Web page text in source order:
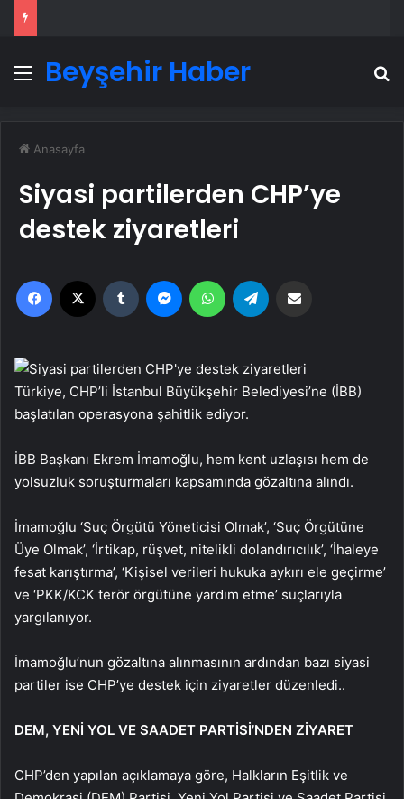
Menü
Beyşehir Haber
Anasayfa
Siyasi partilerden CHP’ye
destek ziyaretleri
Facebook Tumblr MessengerWhatsApp
Türkiye, CHP’li İstanbul Büyükşehir Belediyesi’ne (İBB)
başlatılan operasyona şahitlik ediyor.
İBB Başkanı Ekrem İmamoğlu, hem kent uzlaşısı hem de
yolsuzluk soruşturmaları kapsamında gözaltına alındı.
İmamoğlu ‘Suç Örgütü Yöneticisi Olmak’, ‘Suç Örgütüne
Üye Olmak’, ‘İrtikap, rüşvet, nitelikli dolandırıcılık’, ‘İhaleye
fesat karıştırma’, ‘Kişisel verileri hukuka aykırı ele geçirme’
ve ‘PKK/KCK terör örgütüne yardım etme’ suçlarıyla
yargılanıyor.
İmamoğlu’nun gözaltına alınmasının ardından bazı siyasi
partiler ise CHP’ye destek için ziyaretler düzenledi..
DEM, YENİ YOL VE SAADET PARTİSİ’NDEN ZİYARET
CHP’den yapılan açıklamaya göre, Halkların Eşitlik ve